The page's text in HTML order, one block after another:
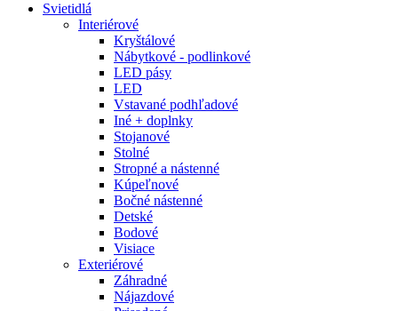
Svietidlá
Interiérové
Kryštálové
Nábytkové - podlinkové
LED pásy
LED
Vstavané podhľadové
Iné + doplnky
Stojanové
Stolné
Stropné a nástenné
Kúpeľnové
Bočné nástenné
Detské
Bodové
Visiace
Exteriérové
Záhradné
Nájazdové